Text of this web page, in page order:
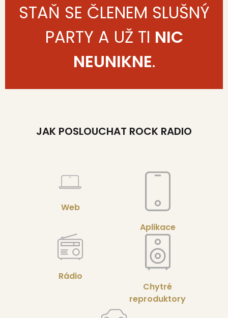
STAŇ SE ČLENEM SLUŠNÝ
PARTY A UŽ TI NIC
NEUNIKNE.
JAK POSLOUCHAT ROCK RADIO
Web
Aplikace
Rádio
Chytré
reproduktory